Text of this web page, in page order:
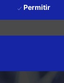
Permitir